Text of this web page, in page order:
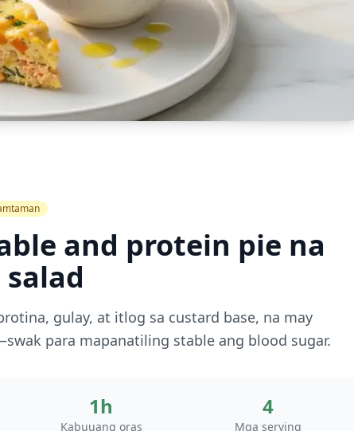
and protein pie na
gulay, at itlog sa custard base, na may
para mapanatiling stable ang blood sugar.
1h
Kabuuang oras
4
Mga serving